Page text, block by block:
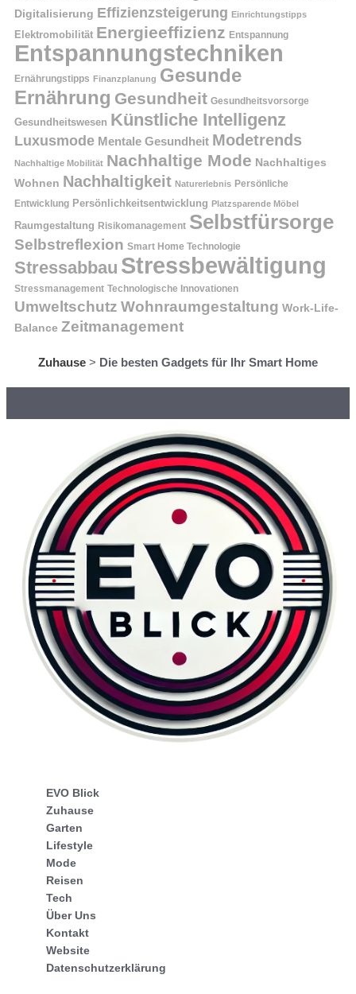
Digitalisierung Effizienzsteigerung Einrichtungstipps
Elektromobilität Energieeffizienz Entspannung
Entspannungstechniken
Ernährungstipps Finanzplanung Gesunde
Ernährung Gesundheit Gesundheitsvorsorge
Gesundheitswesen Künstliche Intelligenz
Luxusmode Mentale Gesundheit Modetrends
Nachhaltige Mobilität Nachhaltige Mode Nachhaltiges
Wohnen Nachhaltigkeit Naturerlebnis Persönliche
Entwicklung Persönlichkeitsentwicklung Platzsparende Möbel
Raumgestaltung Risikomanagement Selbstfürsorge
Selbstreflexion Smart Home Technologie
Stressabbau Stressbewältigung
Stressmanagement Technologische Innovationen
Umweltschutz Wohnraumgestaltung Work-Life-
Balance Zeitmanagement
Zuhause > Die besten Gadgets für Ihr Smart Home
EVO Blick
Zuhause
Garten
Lifestyle
Mode
Reisen
Tech
Über Uns
Kontakt
Website
Datenschutzerklärung